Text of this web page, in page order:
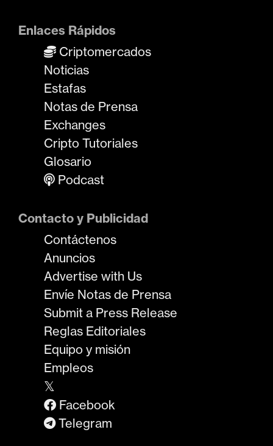
Enlaces Rápidos
Criptomercados
Noticias
Estafas
Notas de Prensa
Exchanges
Cripto Tutoriales
Glosario
Podcast
Contacto y Publicidad
Contáctenos
Anuncios
Advertise with Us
Envíe Notas de Prensa
Submit a Press Release
Reglas Editoriales
Equipo y misión
Empleos
𝕏
Facebook
Telegram